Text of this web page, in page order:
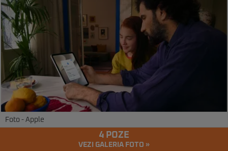
Foto - Apple
4 POZE
VEZI GALERIA FOTO »